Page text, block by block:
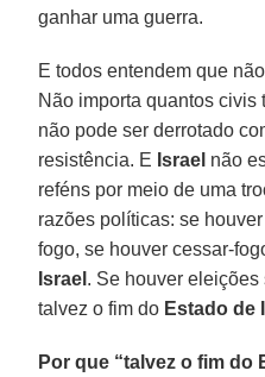
ganhar uma guerra.
E todos entendem que
Não importa quantos civis
não pode ser derrotado
resistência. E Israel não
reféns por meio de uma
razões políticas: se
fogo, se houver cessar-
Israel . Se houver
talvez o fim do Estado de
Por que “talvez o fim do